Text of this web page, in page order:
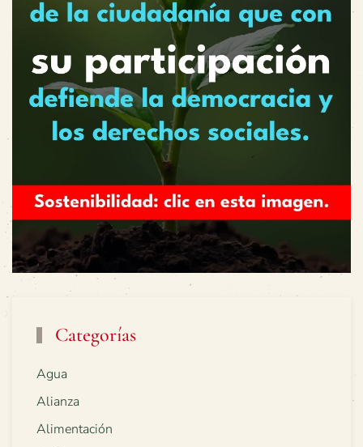
Categorías
Agua
Alianza
Alimentación